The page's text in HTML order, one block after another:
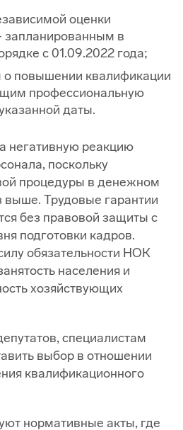
оценки
запланированным в
с 01.09.2022 года;
о повышении квалификации
профессиональную
даты.
негативную реакцию
поскольку
процедуры в денежном
выше. Трудовые гарантии
без правовой защиты с
подготовки кадров.
обязательности НОК
населения и
хозяйствующих
специалистам
выбор в отношении
квалификационного
нормативные акты, где